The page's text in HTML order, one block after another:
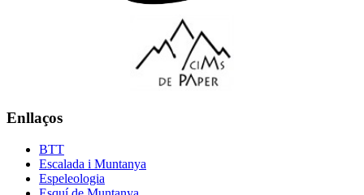
Enllaços
BTT
Escalada i Muntanya
Espeleologia